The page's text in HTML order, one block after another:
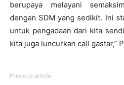
berupaya melayani
dengan SDM yang sedikit. Ini
untuk pengadaan dari kita
kita juga luncurkan call gastar,”
Previous article